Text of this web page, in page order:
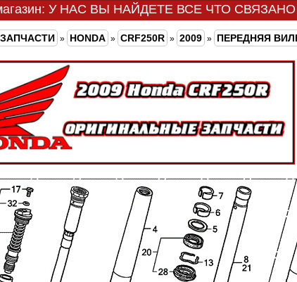
магазин: У НАС ВЫ НАЙДЕТЕ ВСЕ ЧТО
» HONDA » CRF250R » 2009 » ПЕРЕДНЯЯ